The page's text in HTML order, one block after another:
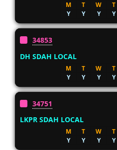
M T W T
Y
Y Y Y
34853
DH SDAH LOCAL
M T W T
Y
Y Y Y
34751
LKPR SDAH LOCAL
M T W T
Y
Y Y Y